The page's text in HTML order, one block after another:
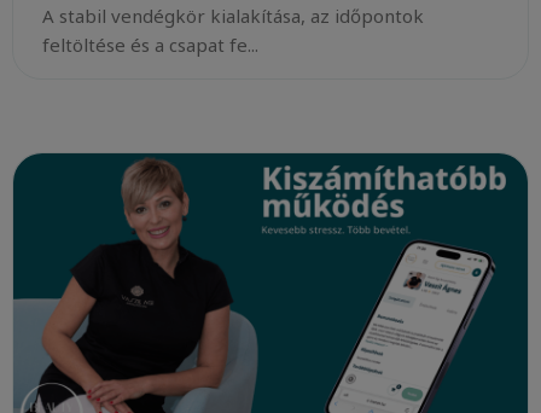
A stabil vendégkör kialakítása, az időpontok
feltöltése és a csapat fe...